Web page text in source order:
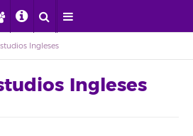
Ingleses
Ingleses